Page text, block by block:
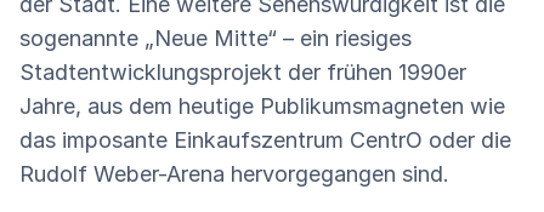
sogenannte „Neue Mitte“ – ein riesiges
Stadtentwicklungsprojekt der frühen 1990er
Jahre, aus dem heutige Publikumsmagneten wie
das imposante Einkaufszentrum CentrO oder die
Rudolf Weber-Arena hervorgegangen sind.